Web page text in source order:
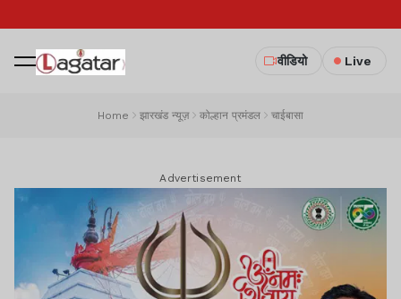
वीडियो Live
Home झारखंड न्यूज़ कोल्हान प्रमंडल चाईबासा
Advertisement